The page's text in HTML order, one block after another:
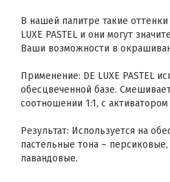
В нашей палитре такие
LUXE PASTEL и они могут
Ваши возможности в
Применение: DE LUXE PASTEL
обесцвеченной базе.
соотношении 1:1, с активатором
Результат: Используется на
пастельные тона –
лавандовые.